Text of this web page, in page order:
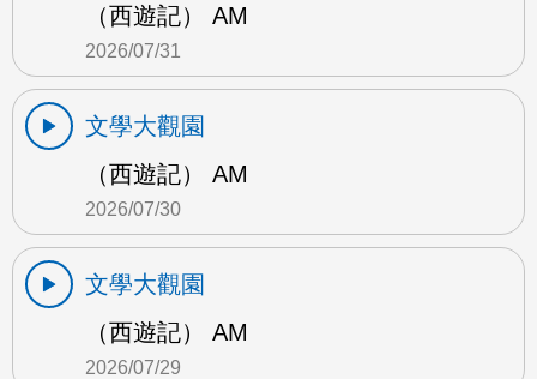
（西遊記） AM
2026/07/31
文學大觀園
（西遊記） AM
2026/07/30
文學大觀園
（西遊記） AM
2026/07/29